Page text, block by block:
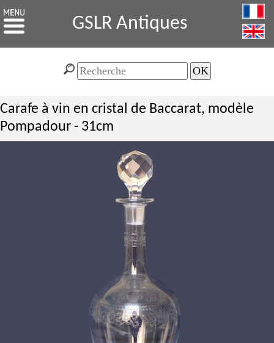
GSLR Antiques
Carafe à vin en cristal de Baccarat, modèle
Pompadour - 31cm